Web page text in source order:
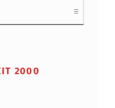
2000